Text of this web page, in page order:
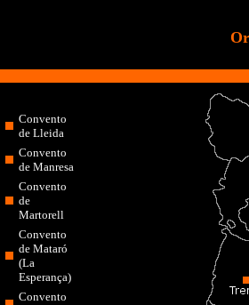
Convento
de Lleida
Convento
de Manresa
Convento
de
Martorell
Convento
de Mataró
(La
Esperança)
Convento